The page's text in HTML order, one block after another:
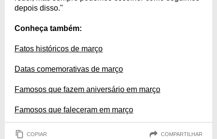
depois disso."
Conheça também:
Fatos históricos de março
Datas comemorativas de março
Famosos que fazem aniversário em março
Famosos que faleceram em março
COPIAR COMPARTILHAR